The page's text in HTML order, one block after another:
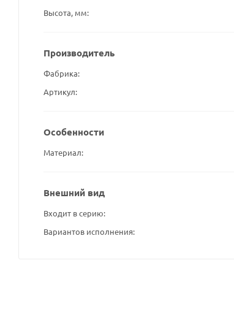
Высота, мм
Производитель
Фабрика
Артикул
Особенности
Материал
Внешний вид
Входит в серию
Вариантов исполнения